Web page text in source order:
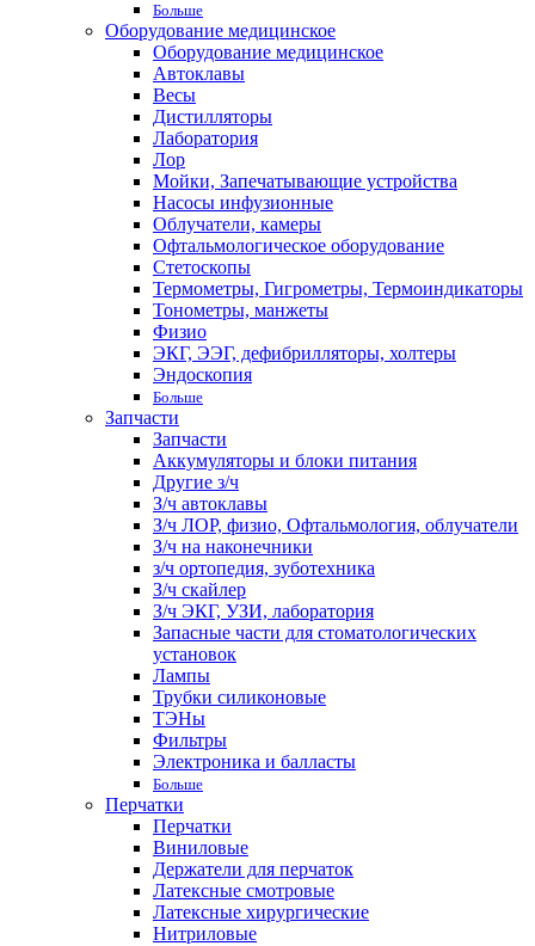
Больше
Оборудование медицинское
Оборудование медицинское
Автоклавы
Весы
Дистилляторы
Лаборатория
Лор
Мойки, Запечатывающие устройства
Насосы инфузионные
Облучатели, камеры
Офтальмологическое оборудование
Стетоскопы
Термометры, Гигрометры, Термоиндикаторы
Тонометры, манжеты
Физио
ЭКГ, ЭЭГ, дефибрилляторы, холтеры
Эндоскопия
Больше
Запчасти
Запчасти
Аккумуляторы и блоки питания
Другие з/ч
З/ч автоклавы
З/ч ЛОР, физио, Офтальмология, облучатели
З/ч на наконечники
з/ч ортопедия, зуботехника
З/ч скайлер
З/ч ЭКГ, УЗИ, лаборатория
Запасные части для стоматологических
установок
Лампы
Трубки силиконовые
ТЭНы
Фильтры
Электроника и балласты
Больше
Перчатки
Перчатки
Виниловые
Держатели для перчаток
Латексные смотровые
Латексные хирургические
Нитриловые